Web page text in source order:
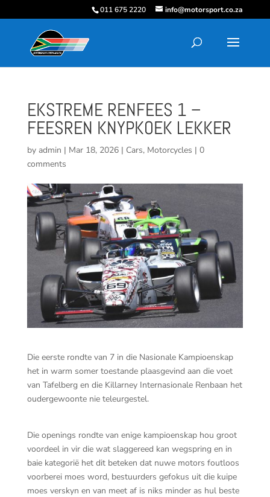
011 675 2220 info@motorsport.co.za
EKSTREME RENFEES 1 –
FEESREN KNYPKOEK LEKKER
by admin | Mar 18, 2026| Cars, Motorcycles | 0
comments
Die eerste rondte van 7 in die Nasionale Kampioenskap
het in warm somer toestande plaasgevind aan die voet
van Tafelberg en die Killarney Internasionale Renbaan het
oudergewoonte nie teleurgestel.
Die openings rondte van enige kampioenskap hou groot
voordeel in vir die wat slaggereed kan wegspring en in
baie kategorië het dit beteken dat nuwe motors foutloos
voorberei moes word, bestuurders gefokus uit die kuipe
moes verskyn en van meet af is niks minder as hul beste